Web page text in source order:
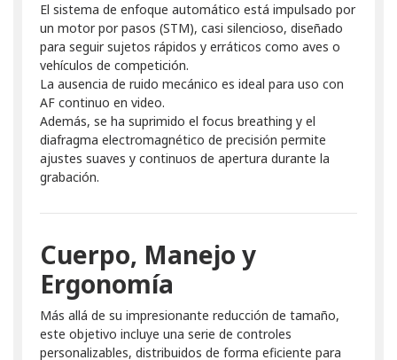
El sistema de enfoque automático está impulsado por
un motor por pasos (STM), casi silencioso, diseñado
para seguir sujetos rápidos y erráticos como aves o
vehículos de competición.
La ausencia de ruido mecánico es ideal para uso con
AF continuo en video.
Además, se ha suprimido el focus breathing y el
diafragma electromagnético de precisión permite
ajustes suaves y continuos de apertura durante la
grabación.
Cuerpo, Manejo y
Ergonomía
Más allá de su impresionante reducción de tamaño,
este objetivo incluye una serie de controles
personalizables, distribuidos de forma eficiente para